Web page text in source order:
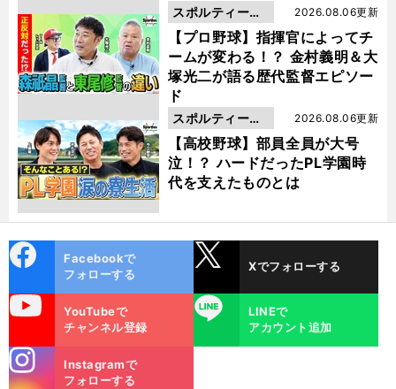
【プロ野球】指揮官によってチ
ームが変わる！？ 金村義明＆大
塚光二が語る歴代監督エピソー
ド
2026.08.06更新
スポルティーバ
動画
【高校野球】部員全員が大号
泣！？ ハードだったPL学園時
代を支えたものとは
2026.08.06更新
スポルティーバ
動画
ok
Facebookで
フォローする
Xでフォローする
YouTubeで
チャンネル登録
LINE
LINEで
アカウント追加
m
Instagramで
フォローする